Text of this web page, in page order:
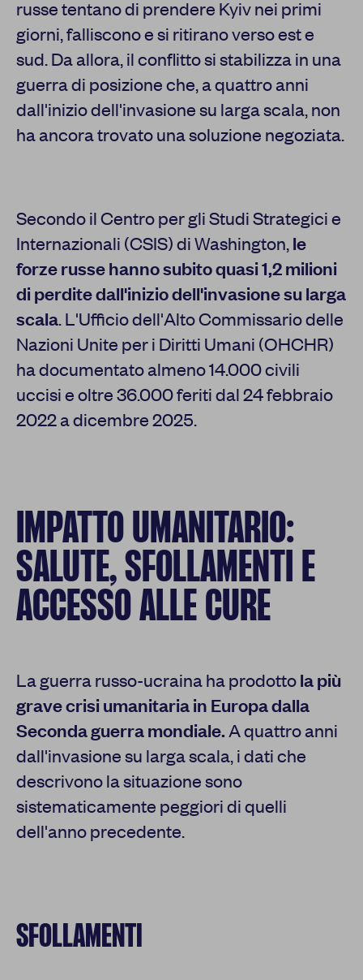
russe tentano di prendere Kyiv nei primi
giorni, falliscono e si ritirano verso est e
sud. Da allora, il conflitto si stabilizza in una
guerra di posizione che, a quattro anni
dall'inizio dell'invasione su larga scala, non
ha ancora trovato una soluzione negoziata.
Secondo il Centro per gli Studi Strategici e
Internazionali (CSIS) di Washington,le
forze russe hanno subito quasi 1,2 milioni
di perdite dall'inizio dell'invasione su larga
scala. L'Ufficio dell'Alto Commissario delle
Nazioni Unite per i Diritti Umani (OHCHR)
ha documentato almeno 14.000 civili
uccisi e oltre 36.000 feriti dal 24 febbraio
2022 a dicembre 2025.
IMPATTO UMANITARIO:
SALUTE, SFOLLAMENTI E
ACCESSO ALLE CURE
La guerra russo-ucraina ha prodottola più
grave crisi umanitaria in Europa dalla
Seconda guerra mondiale.A quattro anni
dall'invasione su larga scala, i dati che
descrivono la situazione sono
sistematicamente peggiori di quelli
dell'anno precedente.
SFOLLAMENTI